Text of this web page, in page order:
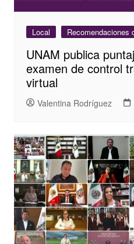
Local Recomendaciones
UNAM publica
examen de control
virtual
Valentina Rodríguez